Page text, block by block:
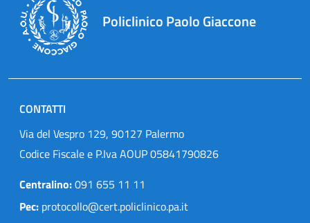
Policlinico Paolo Giaccone
CONTATTI
Via del Vespro 129, 90127 Palermo
Codice Fiscale e P.Iva AOUP 05841790826
Centralino:091 655 11 11
Pec: protocollo@cert.policlinico.pa.it